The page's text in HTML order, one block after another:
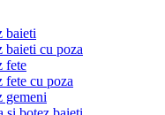
baieti
cu poza
fete
cu poza
gemeni